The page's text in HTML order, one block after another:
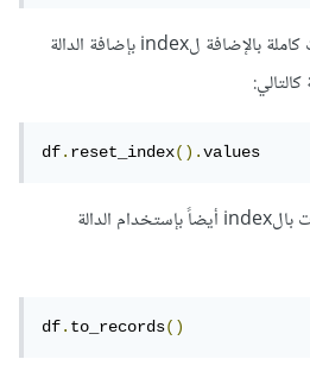
أو يمكننا الحصول على البيانات كاملة بالإضافة لindex بإضافة الدالة
df.reset_index().values
كما يمكننا الحصول على البيانات بالindex أيضاً بإستخدام الدالة
df.to_records()